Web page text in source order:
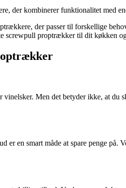
der kombinerer funktionalitet med
der passer til forskellige
screwpull proptrækker til dit køkken
Men det betyder ikke, at
en smart måde at spare penge